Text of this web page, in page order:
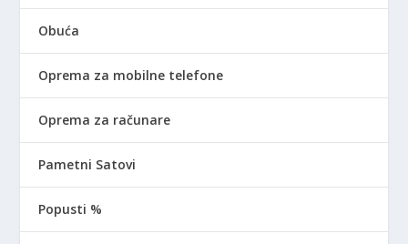
Obuća
Oprema za mobilne telefone
Oprema za računare
Pametni Satovi
Popusti %